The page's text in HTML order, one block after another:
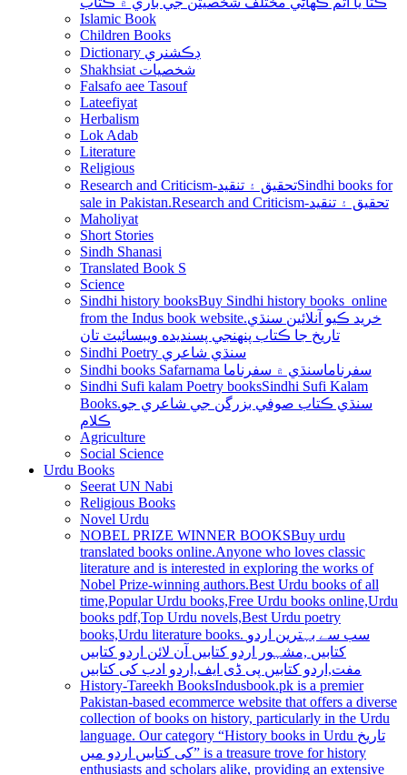
Islamic Book
Children Books
Dictionary ڊڪشنري
Shakhsiat شخصيات
Falsafo aee Tasouf
Lateefiyat
Herbalism
Lok Adab
Literature
Religious
Research and Criticism-تحقيق ۽ تنقيدSindhi books for
sale in Pakistan.Research and Criticism-تحقيق ۽ تنقيد
Maholiyat
Short Stories
Sindh Shanasi
Translated Book S
Science
Sindhi history booksBuy Sindhi history books online
from the Indus book website.خريد ڪيو آنلائين سنڌي
تاريخ جا ڪتاب پنھنجي پسنديده ويبسائيٽ تان
Sindhi Poetry سنڌي شاعري
Sindhi books Safarnama سفرناماسنڌي ۾ سفرناما
Sindhi Sufi kalam Poetry booksSindhi Sufi Kalam
Books.سنڌي ڪتاب صوفي بزرگن جي شاعري جو
ڪلام
Agriculture
Social Science
Urdu Books
Seerat UN Nabi
Religious Books
Novel Urdu
NOBEL PRIZE WINNER BOOKSBuy urdu
translated books online.Anyone who loves classic
literature and is interested in exploring the works of
Nobel Prize-winning authors.Best Urdu books of all
time,Popular Urdu books,Free Urdu books online,Urdu
books pdf,Top Urdu novels,Best Urdu poetry
books,Urdu literature books. سب سے بہترین اردو
کتابیں ,مشہور اردو کتابیں آن لائن اردو کتابیں
مفت,اردو کتابیں پی ڈی ایف,اردو ادب کی کتابیں
History-Tareekh BooksIndusbook.pk is a premier
Pakistan-based ecommerce website that offers a diverse
collection of books on history, particularly in the Urdu
language. Our category “History books in Urdu تاریخ
کی کتابیں اردو میں” is a treasure trove for history
enthusiasts and scholars alike, providing an extensive